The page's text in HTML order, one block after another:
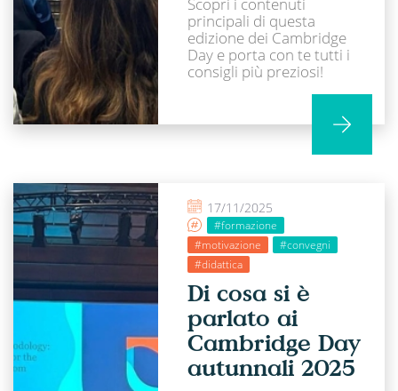
principali di questa
edizione dei Cambridge
Day e porta con te tutti i
consigli più preziosi!
17/11/2025
#formazione
#motivazione
#convegni
#didattica
Di cosa si è
parlato ai
Cambridge Day
autunnali 2025